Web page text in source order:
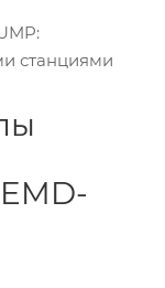
станциями